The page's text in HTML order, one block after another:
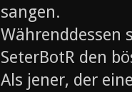
sangen.
Währenddessen
SeterBotR den
Als jener, der